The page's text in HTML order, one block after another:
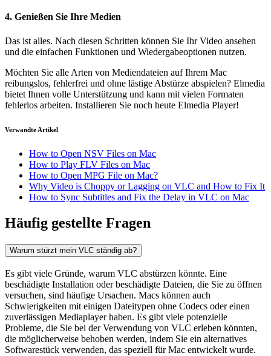
4. Genießen Sie Ihre Medien
Das ist alles. Nach diesen Schritten können Sie Ihr Video ansehen
und die einfachen Funktionen und Wiedergabeoptionen nutzen.
Möchten Sie alle Arten von Mediendateien auf Ihrem Mac
reibungslos, fehlerfrei und ohne lästige Abstürze abspielen? Elmedia
bietet Ihnen volle Unterstützung und kann mit vielen Formaten
fehlerlos arbeiten. Installieren Sie noch heute Elmedia Player!
Verwandte Artikel
How to Open NSV Files on Mac
How to Play FLV Files on Mac
How to Open MPG File on Mac?
Why Video is Choppy or Lagging on VLC and How to Fix It
How to Sync Subtitles and Fix the Delay in VLC on Mac
Häufig gestellte Fragen
Warum stürzt mein VLC ständig ab?
Es gibt viele Gründe, warum VLC abstürzen könnte. Eine
beschädigte Installation oder beschädigte Dateien, die Sie zu öffnen
versuchen, sind häufige Ursachen. Macs können auch
Schwierigkeiten mit einigen Dateitypen ohne Codecs oder einen
zuverlässigen Mediaplayer haben. Es gibt viele potenzielle
Probleme, die Sie bei der Verwendung von VLC erleben könnten,
die möglicherweise behoben werden, indem Sie ein alternatives
Softwarestück verwenden, das speziell für Mac entwickelt wurde.